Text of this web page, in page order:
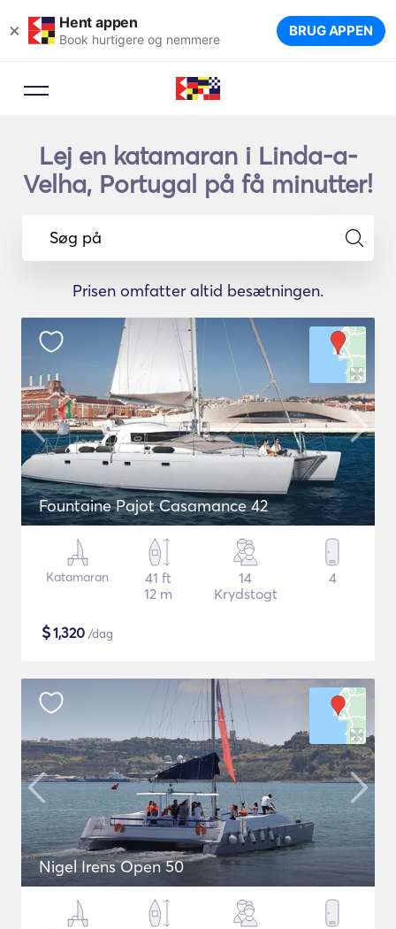
× Hent appen
Book hurtigere og nemmere BRUG APPEN
Lej en katamaran i Linda-a-
Velha, Portugal på få minutter!
Søg på
Prisen omfatter altid besætningen.
Fountaine Pajot Casamance 42
Katamaran
41 ft
12 m
14
Krydstogt
4
$1,320 /dag
Nigel Irens Open 50